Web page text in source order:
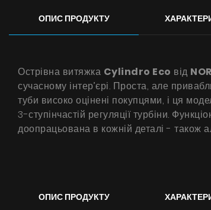
ОПИС ПРОДУКТУ
Острівна витяжка Cylindro Eco від
сучасному інтер’єрі. Проста, але
туби високо оцінені покупцями, і ця
3-ступінчастій регуляції турбіни.
доопрацьована в кожній деталі - також
ОПИС ПРОДУКТУ